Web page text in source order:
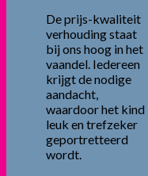
De prijs-kwaliteit
verhouding staat
bij ons hoog in het
vaandel. Iedereen
krijgt de nodige
aandacht,
waardoor het kind
leuk en trefzeker
geportretteerd
wordt.